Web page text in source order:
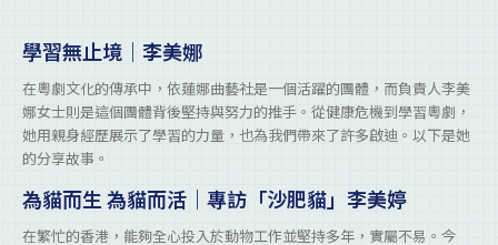
學習無止境｜李美娜
在粵劇文化的傳承中，依蓮娜曲藝社是一個活躍的團體，而負責人李美
娜女士則是這個團體背後堅持與努力的推手。從健康危機到學習粵劇，
她用親身經歷展示了學習的力量，也為我們帶來了許多啟迪。以下是她
的分享故事。
為貓而生 為貓而活｜專訪「沙肥貓」李美婷
在繁忙的香港，能夠全心投入於動物工作並堅持多年，實屬不易。今